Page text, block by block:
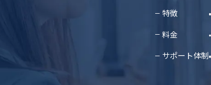
特徴
料金
サポート体制